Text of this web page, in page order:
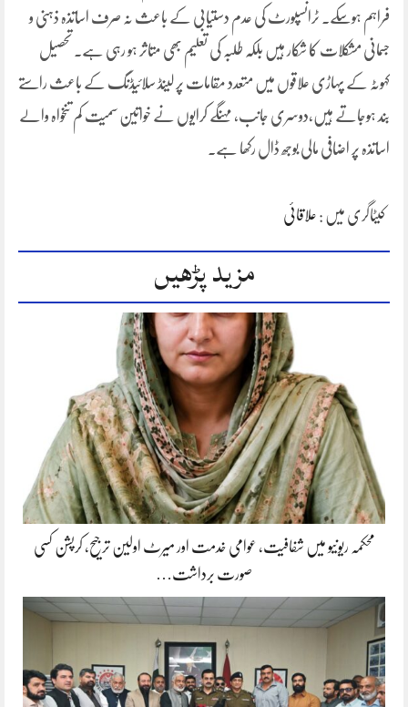
فراہم ہوسکے۔ ٹرانسپورٹ کی عدم دستیابی کے باعث نہ صرف اساتذہ ذہنی و
جسمانی مشکلات کا شکار ہیں بلکہ طلبہ کی تعلیم بھی متاثر ہو رہی ہے۔ تحصیل
کہوٹہ کے پہاڑی علاقوں میں متعدد مقامات پر لینڈ سلائیڈنگ کے باعث راستے
بند ہوجاتے ہیں،دوسری جانب، مہنگے کرایوں نے خواتین سمیت کم تنخواہ والے
اساتذہ پر اضافی مالی بوجھ ڈال رکھا ہے۔
کیٹاگری میں : علاقائی
مزید پڑھیں
محکمہ ریونیو میں شفافیت، عوامی خدمت اور میرٹ اولین ترجیح، کرپشن کسی
صورت برداشت…